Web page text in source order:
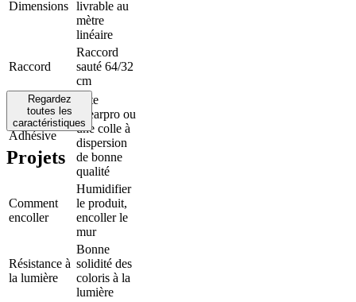
Dimensions livrable au
mètre
linéaire
Raccord
Raccord
sauté 64/32
cm
Adhésive
Arte
Clearpro ou
une colle à
dispersion
de bonne
qualité
Comment
encoller
Humidifier
le produit,
encoller le
mur
Résistance à
la lumière
Bonne
solidité des
coloris à la
lumière
Regardez
toutes les
caractéristiques
Projets